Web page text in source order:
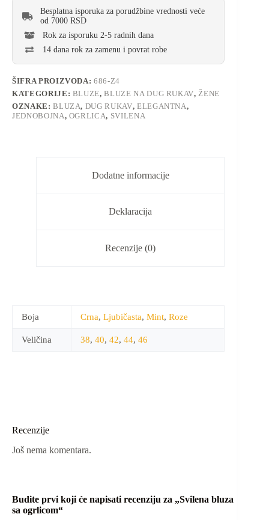
Besplatna isporuka za porudžbine vrednosti veće
od 7000 RSD
Rok za isporuku 2-5 radnih dana
14 dana rok za zamenu i povrat robe
ŠIFRA PROIZVODA:686-Z4
KATEGORIJE: BLUZE,BLUZE NA DUG RUKAV, ŽENE
OZNAKE:BLUZA, DUG RUKAV, ELEGANTNA,
JEDNOBOJNA, OGRLICA, SVILENA
Dodatne informacije
Deklaracija
Recenzije (0)
Boja Crna, Ljubičasta, Mint, Roze
Veličina 38, 40, 42, 44, 46
Recenzije
Još nema komentara.
Budite prvi koji će napisati recenziju za „Svilena bluza
sa ogrlicom“